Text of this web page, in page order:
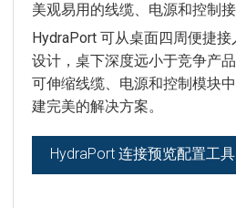
语言/地区
美观易用的线缆、电源和控制
HydraPort 可从桌面四周便捷
设计，桌下深度远小于竞争产
可伸缩线缆、电源和控制模块
建完美的解决方案。
HydraPort 连接预览配置工具